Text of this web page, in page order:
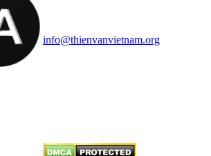
info@thienvanvietnam.org